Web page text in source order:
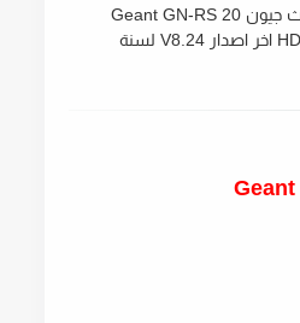
اخر تحديث جيون Geant GN-RS 20
HD PLUS اخر اصدار V8.24 لسنة